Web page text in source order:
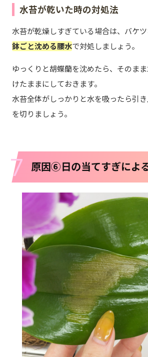
水苔が乾いた時の対処法
水苔が乾燥しすぎている場合は、バケツ
鉢ごと沈める腰水で対処しましょう。
ゆっくりと胡蝶蘭を沈めたら、そのま
けたままにしておきます。
水苔全体がしっかりと水を吸ったら引
を切りましょう。
7 原因⑥日の当てすぎによ